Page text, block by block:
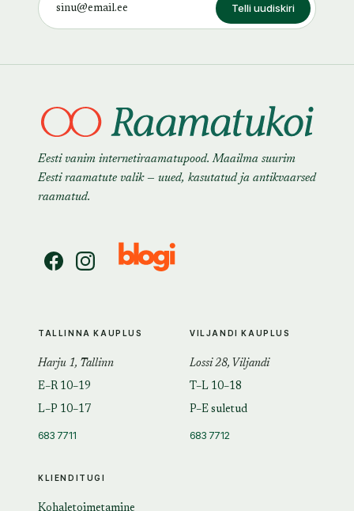
Telli uudiskiri
Eesti vanim internetiraamatupood. Maailma suurim
Eesti raamatute valik — uued, kasutatud ja antikvaarsed
raamatud.
KLIENDITUGI
TALLINNA KAUPLUS
Harju 1, Tallinn
E–R 10–19
L–P 10–17
683 7711
VILJANDI KAUPLUS
Lossi 28, Viljandi
T–L 10–18
P–E suletud
683 7712